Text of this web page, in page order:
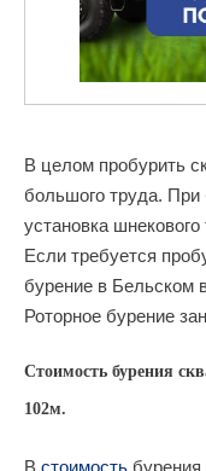
В целом пробурить
большого труда. При
установка
Если требуется
бурение в Бельском
Роторное бурение
Стоимость бурения
102м.